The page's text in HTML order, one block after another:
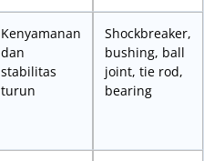
Kenyamanan
dan
stabilitas
turun
Shockbreaker,
bushing, ball
joint, tie rod,
bearing